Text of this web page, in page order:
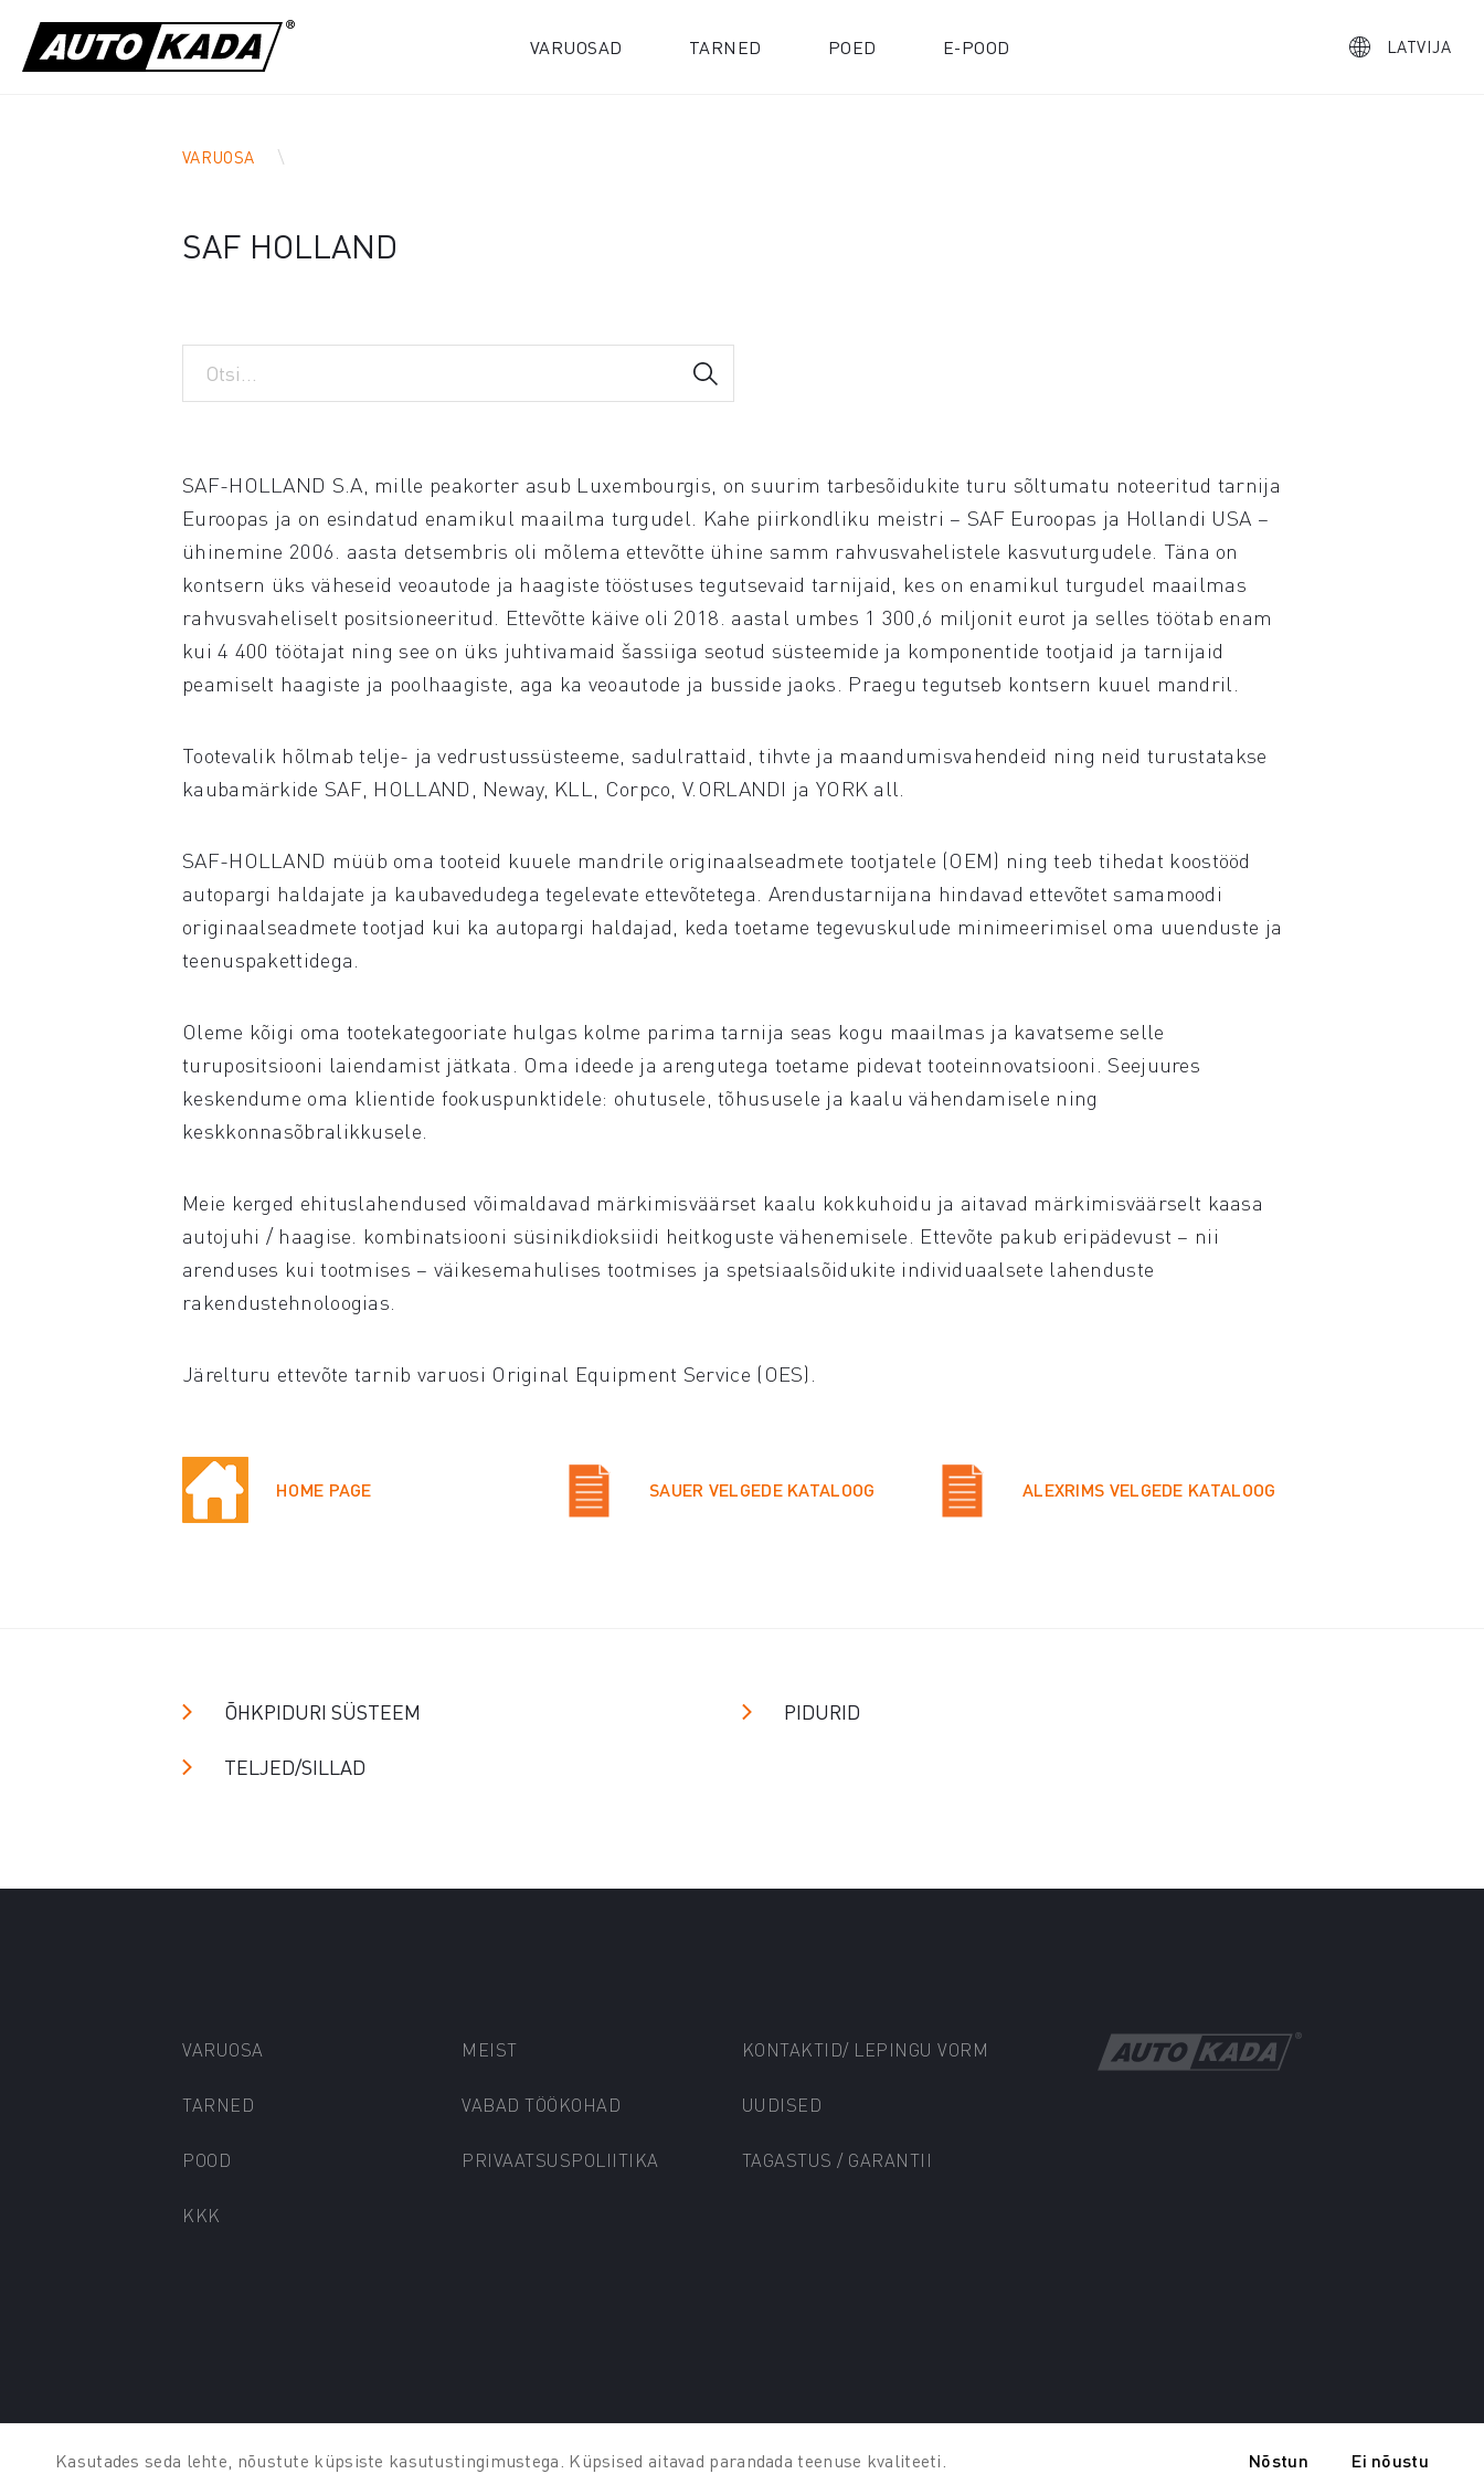
VARUOSAD TARNED POED E-POOD LATVIJA
VARUOSA
SAF HOLLAND
SAF-HOLLAND S.A, mille peakorter asub Luxembourgis, on suurim tarbesõidukite turu sõltumatu noteeritud tarnija
Euroopas ja on esindatud enamikul maailma turgudel. Kahe piirkondliku meistri – SAF Euroopas ja Hollandi USA –
ühinemine 2006. aasta detsembris oli mõlema ettevõtte ühine samm rahvusvahelistele kasvuturgudele. Täna on
kontsern üks väheseid veoautode ja haagiste tööstuses tegutsevaid tarnijaid, kes on enamikul turgudel maailmas
rahvusvaheliselt positsioneeritud. Ettevõtte käive oli 2018. aastal umbes 1 300,6 miljonit eurot ja selles töötab enam
kui 4 400 töötajat ning see on üks juhtivamaid šassiiga seotud süsteemide ja komponentide tootjaid ja tarnijaid
peamiselt haagiste ja poolhaagiste, aga ka veoautode ja busside jaoks. Praegu tegutseb kontsern kuuel mandril.
Tootevalik hõlmab telje- ja vedrustussüsteeme, sadulrattaid, tihvte ja maandumisvahendeid ning neid turustatakse
kaubamärkide SAF, HOLLAND, Neway, KLL, Corpco, V.ORLANDI ja YORK all.
SAF-HOLLAND müüb oma tooteid kuuele mandrile originaalseadmete tootjatele (OEM) ning teeb tihedat koostööd
autopargi haldajate ja kaubavedudega tegelevate ettevõtetega. Arendustarnijana hindavad ettevõtet samamoodi
originaalseadmete tootjad kui ka autopargi haldajad, keda toetame tegevuskulude minimeerimisel oma uuenduste ja
teenuspakettidega.
Oleme kõigi oma tootekategooriate hulgas kolme parima tarnija seas kogu maailmas ja kavatseme selle
turupositsiooni laiendamist jätkata. Oma ideede ja arengutega toetame pidevat tooteinnovatsiooni. Seejuures
keskendume oma klientide fookuspunktidele: ohutusele, tõhususele ja kaalu vähendamisele ning
keskkonnasõbralikkusele.
Meie kerged ehituslahendused võimaldavad märkimisväärset kaalu kokkuhoidu ja aitavad märkimisväärselt kaasa
autojuhi / haagise. kombinatsiooni süsinikdioksiidi heitkoguste vähenemisele. Ettevõte pakub eripädevust – nii
arenduses kui tootmises – väikesemahulises tootmises ja spetsiaalsõidukite individuaalsete lahenduste
rakendustehnoloogias.
Järelturu ettevõte tarnib varuosi Original Equipment Service (OES).
HOME PAGE SAUER VELGEDE KATALOOG ALEXRIMS VELGEDE KATALOOG
ÕHKPIDURI SÜSTEEM PIDURID
TELJED/SILLAD
Kasutades seda lehte, nõustute küpsiste kasutustingimustega. Küpsised aitavad parandada teenuse kvaliteeti. Nõstun Ei nõustu
VARUOSA
TARNED
POOD
KKK
MEIST
VABAD TÖÖKOHAD
PRIVAATSUSPOLIITIKA
KONTAKTID/ LEPINGU VORM
UUDISED
TAGASTUS / GARANTII